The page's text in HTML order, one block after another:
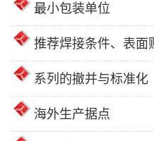
最小包装单位
推荐焊接条件、表面
系列的撤并与标准化
海外生产据点